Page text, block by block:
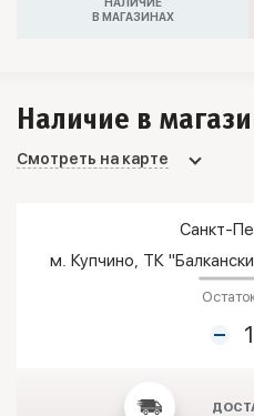
В МАГАЗИНАХ
Наличие в
Смотреть на карте
Санкт-
м. Купчино, ТК